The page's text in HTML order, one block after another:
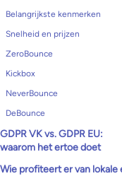
Belangrijkste kenmerken
Snelheid en prijzen
ZeroBounce
Kickbox
NeverBounce
DeBounce
GDPR VK vs. GDPR EU:
waarom het ertoe doet
Wie profiteert er van lokale